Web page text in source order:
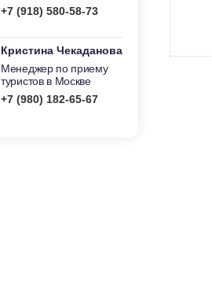
+7 (918) 580-58-73
Кристина Чекаданова
Менеджер по приему
туристов в Москве
+7 (980) 182-65-67